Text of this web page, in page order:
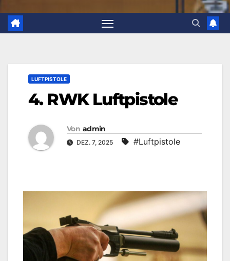
LUFTPISTOLE
4. RWK Luftpistole
Von admin
DEZ. 7, 2025 #Luftpistole